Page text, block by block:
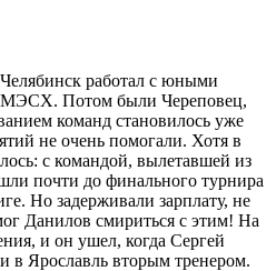
работал с юными
Потом были Череповец,
команд становилось уже
не очень помогали. Хотя в
с командой, вылетавшей из
почти до финального турнира
Но задерживали зарплату, не
Данилов смириться с этим! На
и он ушел, когда Сергей
в Ярославль вторым тренером.